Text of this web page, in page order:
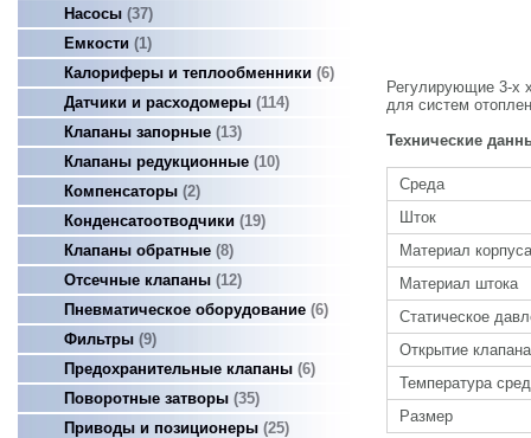
Насосы 37
Емкости
1
Калориферы и теплообменники 6
Датчики и расходомеры 114
Клапаны запорные 13
Клапаны редукционные 10
Компенсаторы 2
Конденсатоотводчики
19
Клапаны обратные 8
Отсечные клапаны 12
Пневматическое оборудование 6
Фильтры 9
Предохранительные клапаны 6
Поворотные затворы 35
Приводы и позиционеры 25
Регулирующие 3-х
для систем
Технические
Среда
Шток
Материал корпуса
Материал штока
Статическое
Открытие клапана
Температура
Размер